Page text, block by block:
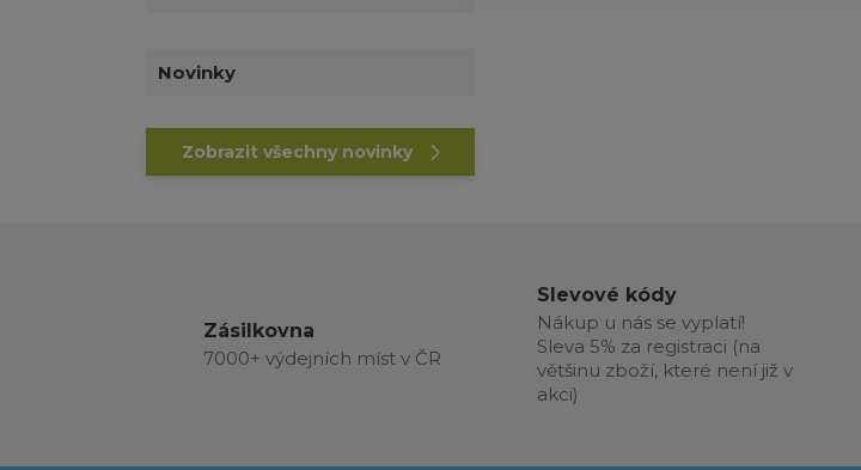
Novinky
Zobrazit všechny novinky
Zásilkovna
7000+ výdejních míst v ČR
Slevové kódy
Nákup u nás se vyplatí!
Sleva 5% za registraci (na
většinu zboží, které není již v
akci)